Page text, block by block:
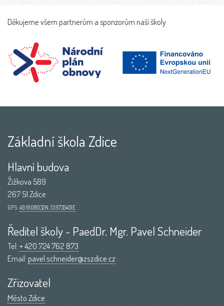
Děkujeme všem partnerům a sponzorům naší školy
Základní škola Zdice
Hlavní budova
Žižkova 589
267 51 Zdice
GPS: 49.9108032N, 13.9735451E
Ředitel školy - PaedDr. Mgr. Pavel Schneider
Tel:+ 420 724 762 873
Email:pavel.schneider@zszdice.cz
Zřizovatel
Město Zdice